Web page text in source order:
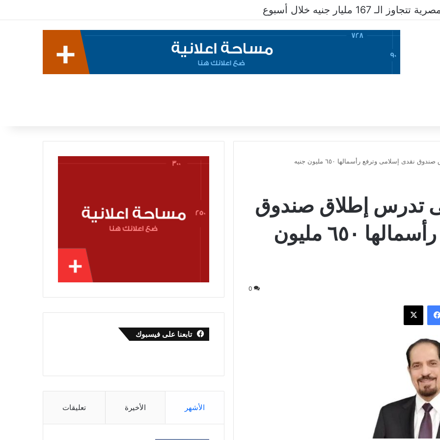
167 مليار جنيه خلال أسبوع
نقدى إسلامى وترفع رأسمالها ٦٥٠ مليون جنيه
تدرس إطلاق صندوق
نقدى إسلامى وترفع رأسمالها ٦٥٠ مليون
0
فيسبوك ‫X
تابعنا على فيسبوك
الأشهر الأخيرة تعليقات